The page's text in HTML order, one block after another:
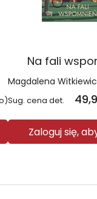
Na fali
Magdalena
Sug. cena det.
Zaloguj się,